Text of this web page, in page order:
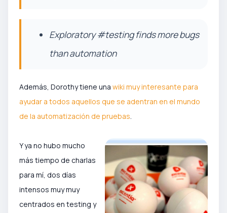
Exploratory #testing finds more bugs
than automation
Además, Dorothy tiene una wiki muy interesante para
ayudar a todos aquellos que se adentran en el mundo
de la automatización de pruebas
Y ya no hubo mucho
más tiempo de charlas
para mí, dos días
intensos muy muy
centrados en testing y